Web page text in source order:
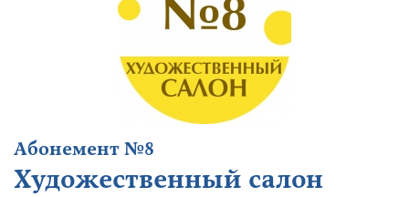
Абонемент №8
Художественный салон